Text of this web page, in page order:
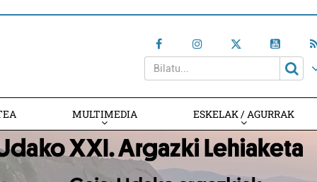
MULTIMEDIA ESKELAK / AGURRAK